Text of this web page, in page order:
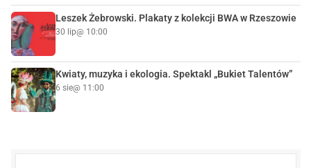
Leszek Żebrowski. Plakaty z kolekcji BWA w Rzeszowie
30 lip@ 10:00
Kwiaty, muzyka i ekologia. Spektakl „Bukiet Talentów”
6 sie@ 11:00